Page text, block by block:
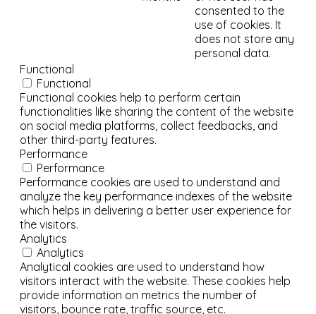
consented to the
use of cookies. It
does not store any
personal data.
Functional
Functional
Functional cookies help to perform certain
functionalities like sharing the content of the website
on social media platforms, collect feedbacks, and
other third-party features.
Performance
Performance
Performance cookies are used to understand and
analyze the key performance indexes of the website
which helps in delivering a better user experience for
the visitors.
Analytics
Analytics
Analytical cookies are used to understand how
visitors interact with the website. These cookies help
provide information on metrics the number of
visitors, bounce rate, traffic source, etc.